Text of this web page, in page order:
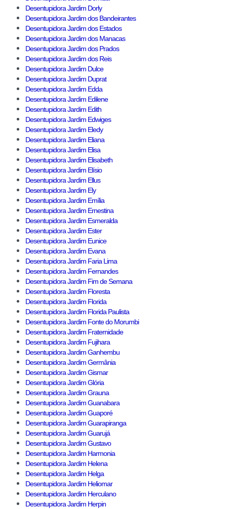
Desentupidora Jardim Dorly
Desentupidora Jardim dos Bandeirantes
Desentupidora Jardim dos Estados
Desentupidora Jardim dos Manacas
Desentupidora Jardim dos Prados
Desentupidora Jardim dos Reis
Desentupidora Jardim Dulce
Desentupidora Jardim Duprat
Desentupidora Jardim Edda
Desentupidora Jardim Edilene
Desentupidora Jardim Edith
Desentupidora Jardim Edwiges
Desentupidora Jardim Eledy
Desentupidora Jardim Eliana
Desentupidora Jardim Elisa
Desentupidora Jardim Elisabeth
Desentupidora Jardim Elísio
Desentupidora Jardim Ellus
Desentupidora Jardim Ely
Desentupidora Jardim Emília
Desentupidora Jardim Ernestina
Desentupidora Jardim Esmeralda
Desentupidora Jardim Ester
Desentupidora Jardim Eunice
Desentupidora Jardim Evana
Desentupidora Jardim Faria Lima
Desentupidora Jardim Fernandes
Desentupidora Jardim Fim de Semana
Desentupidora Jardim Floresta
Desentupidora Jardim Florida
Desentupidora Jardim Florida Paulista
Desentupidora Jardim Fonte do Morumbi
Desentupidora Jardim Fraternidade
Desentupidora Jardim Fujihara
Desentupidora Jardim Ganhembu
Desentupidora Jardim Germânia
Desentupidora Jardim Gismar
Desentupidora Jardim Glória
Desentupidora Jardim Grauna
Desentupidora Jardim Guanabara
Desentupidora Jardim Guaporé
Desentupidora Jardim Guarapiranga
Desentupidora Jardim Guarujá
Desentupidora Jardim Gustavo
Desentupidora Jardim Harmonia
Desentupidora Jardim Helena
Desentupidora Jardim Helga
Desentupidora Jardim Heliomar
Desentupidora Jardim Herculano
Desentupidora Jardim Herpin